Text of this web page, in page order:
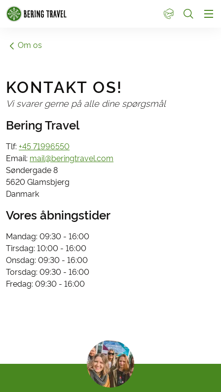
1
Om os
KONTAKT OS!
Vi svarer gerne på alle dine spørgsmål
Bering Travel
Tlf: +45 71996550
Email: mail@beringtravel.com
Søndergade 8
5620 Glamsbjerg
Danmark
Vores åbningstider
Mandag: 09:30 - 16:00
Tirsdag: 10:00 - 16:00
Onsdag: 09:30 - 16:00
Torsdag: 09:30 - 16:00
Fredag: 09:30 - 16:00